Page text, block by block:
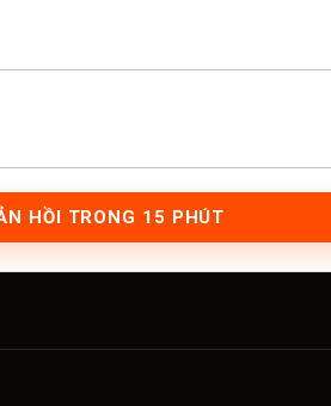
HỒI TRONG 15 PHÚT